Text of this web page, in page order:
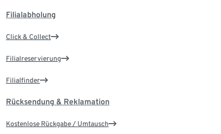
Filialabholung
Click & Collect
Filialreservierung
Filialfinder
Rücksendung & Reklamation
Kostenlose Rückgabe / Umtausch